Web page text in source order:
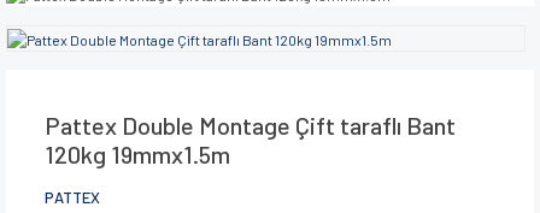
Pattex Double Montage Çift taraflı Bant
120kg 19mmx1.5m
PATTEX